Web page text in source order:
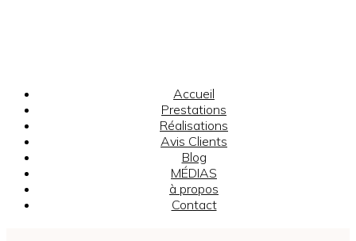
Accueil
Prestations
Réalisations
Avis Clients
Blog
MÉDIAS
à propos
Contact